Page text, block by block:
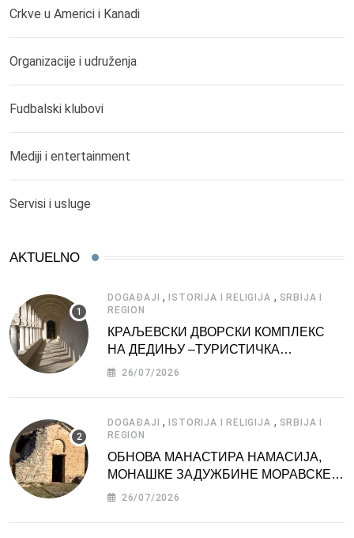
Crkve u Americi i Kanadi
Organizacije i udruženja
Fudbalski klubovi
Mediji i entertainment
Servisi i usluge
AKTUELNO
DOGAĐAJI , ISTORIJA I RELIGIJA , SRBIJA I
REGION
КРАЉЕВСКИ ДВОРСКИ КОМПЛЕКС
НА ДЕДИЊУ –ТУРИСТИЧКА
АТРАКЦИЈА
26/07/2026
DOGAĐAJI , ISTORIJA I RELIGIJA , SRBIJA I
REGION
ОБНОВА МАНАСТИРА НАМАСИЈА,
МОНАШКЕ ЗАДУЖБИНЕ МОРАВСКЕ
СРБИЈЕ
26/07/2026